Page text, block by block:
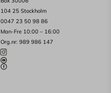
104 25 Stockholm
0047 23 50 98 86
Man-Fre 10:00 – 16:00
Org.nr: 989 986 147